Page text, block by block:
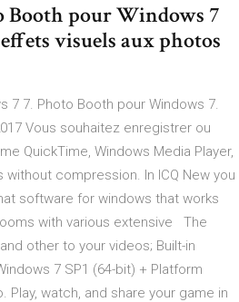
Booth pour Windows 7
visuels aux photos
7. Photo Booth pour Windows 7.
Vous souhaitez enregistrer ou
QuickTime, Windows Media Player,
compression. In ICQ New you
software for windows that works
with various extensive The
other to your videos; Built-in
7 SP1 (64-bit) + Platform
watch, and share your game in